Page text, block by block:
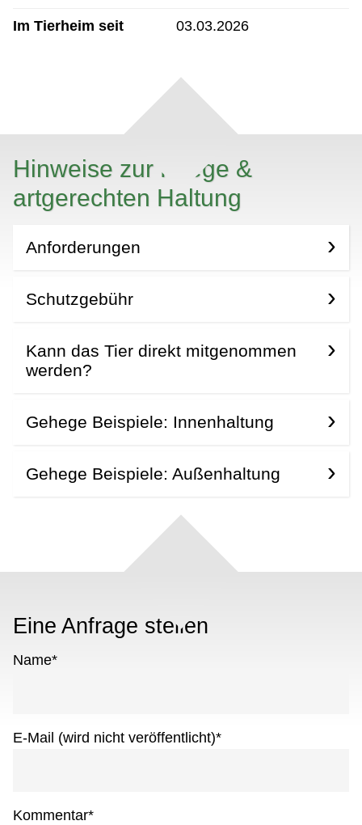
Im Tierheim seit 03.03.2026
Hinweise zur Pflege &
artgerechten Haltung
Anforderungen
Schutzgebühr
Kann das Tier direkt mitgenommen
werden?
Gehege Beispiele: Innenhaltung
Gehege Beispiele: Außenhaltung
Eine Anfrage stellen
Name*
E-Mail (wird nicht veröffentlicht)*
Kommentar*